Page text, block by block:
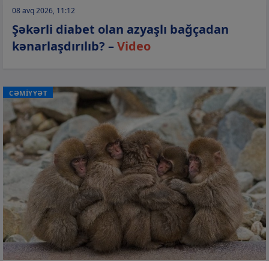
08 avq 2026, 11:12
Şəkərli diabet olan azyaşlı bağçadan
kənarlaşdırılıb? –Video
CƏMİYYƏT